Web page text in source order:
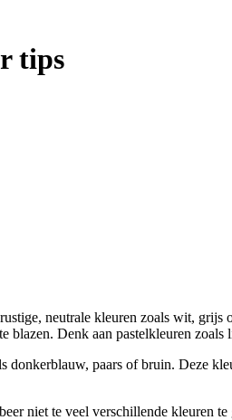
tips
neutrale kleuren zoals wit, grijs
blazen. Denk aan pastelkleuren zoals
donkerblauw, paars of bruin. Deze
niet te veel verschillende kleuren